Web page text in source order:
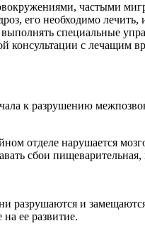
частыми
его необходимо лечить,
специальные
консультации с лечащим
к разрушению
отделе нарушается
сбои
разрушаются и
ее развитие.